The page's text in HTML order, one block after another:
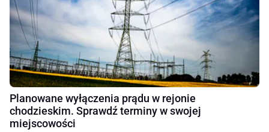
Planowane wyłączenia prądu w rejonie
chodzieskim. Sprawdź terminy w swojej
miejscowości